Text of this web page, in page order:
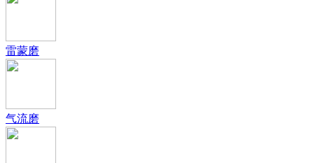
雷蒙磨
气流磨